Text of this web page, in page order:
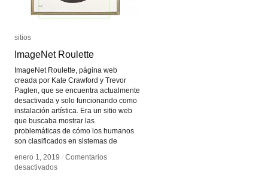
sitios
ImageNet Roulette
ImageNet Roulette, página web
creada por Kate Crawford y Trevor
Paglen, que se encuentra actualmente
desactivada y solo funcionando como
instalación artística. Era un sitio web
que buscaba mostrar las
problemáticas de cómo los humanos
son clasificados en sistemas de
enero 1, 2019 / Comentarios
desactivadosen
sitios
ImageNet Roulette
enero 1, 2019 / Comentarios
desactivadosen